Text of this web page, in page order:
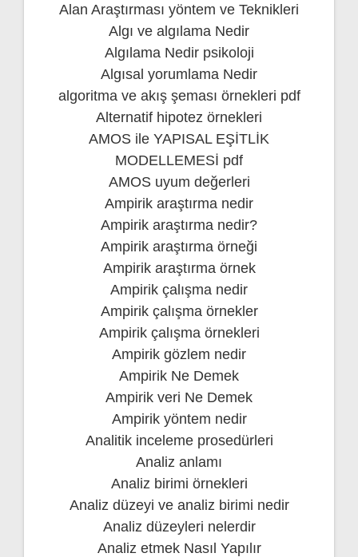
Alan Araştırması yöntem ve Teknikleri
Algı ve algılama Nedir
Algılama Nedir psikoloji
Algısal yorumlama Nedir
algoritma ve akış şeması örnekleri pdf
Alternatif hipotez örnekleri
AMOS ile YAPISAL EŞİTLİK
MODELLEMESİ pdf
AMOS uyum değerleri
Ampirik araştırma nedir
Ampirik araştırma nedir?
Ampirik araştırma örneği
Ampirik araştırma örnek
Ampirik çalışma nedir
Ampirik çalışma örnekler
Ampirik çalışma örnekleri
Ampirik gözlem nedir
Ampirik Ne Demek
Ampirik veri Ne Demek
Ampirik yöntem nedir
Analitik inceleme prosedürleri
Analiz anlamı
Analiz birimi örnekleri
Analiz düzeyi ve analiz birimi nedir
Analiz düzeyleri nelerdir
Analiz etmek Nasıl Yapılır